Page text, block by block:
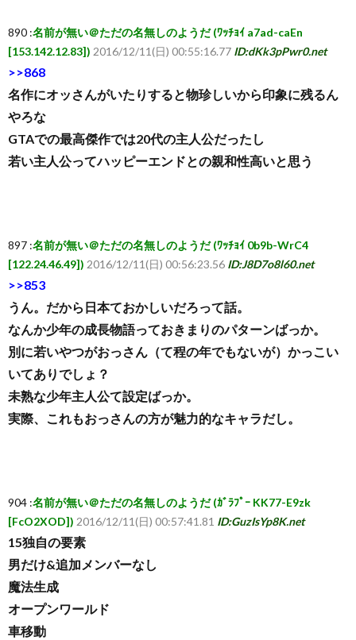
890 :名前が無い＠ただの名無しのようだ (ﾜｯﾁｮｲ a7ad-caEn
[153.142.12.83]) 2016/12/11(日) 00:55:16.77 ID:dKk3pPwr0.net
>>868
名作にオッさんがいたりすると物珍しいから印象に残るん
やろな
GTAでの最高傑作では20代の主人公だったし
若い主人公ってハッピーエンドとの親和性高いと思う
897 :名前が無い＠ただの名無しのようだ (ﾜｯﾁｮｲ 0b9b-WrC4
[122.24.46.49]) 2016/12/11(日) 00:56:23.56 ID:J8D7o8l60.net
>>853
うん。だから日本ておかしいだろって話。
なんか少年の成長物語っておきまりのパターンばっか。
別に若いやつがおっさん（て程の年でもないが）かっこい
いてありでしょ？
未熟な少年主人公て設定ばっか。
実際、これもおっさんの方が魅力的なキャラだし。
904 :名前が無い＠ただの名無しのようだ (ｶﾞﾗﾌﾟｰ KK77-E9zk
[FcO2XOD]) 2016/12/11(日) 00:57:41.81 ID:GuzIsYp8K.net
15独自の要素
男だけ&追加メンバーなし
魔法生成
オープンワールド
車移動